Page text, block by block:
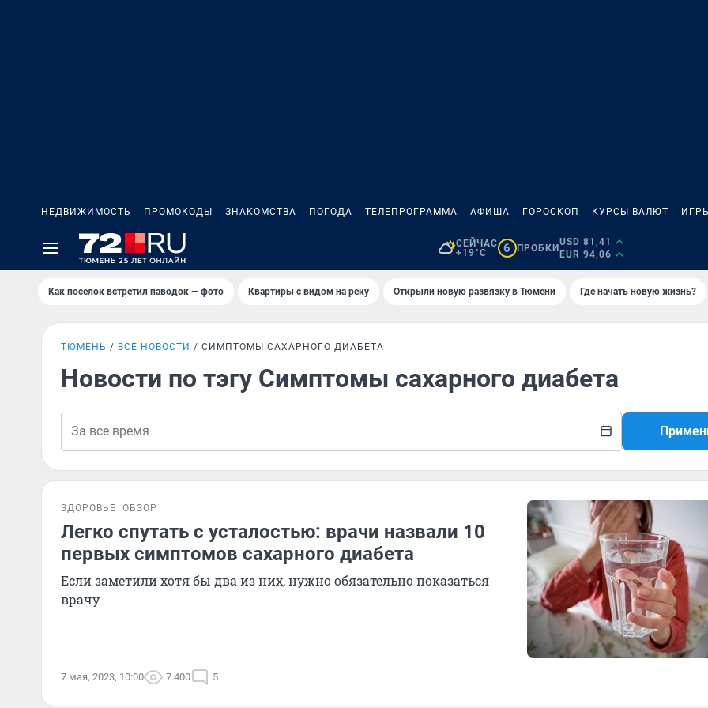
НЕДВИЖИМОСТЬ ПРОМОКОДЫ ЗНАКОМСТВА ПОГОДА ТЕЛЕПРОГРАММА АФИША ГОРОСКОП КУРСЫ ВАЛЮТ
СЕЙЧАС
+19°C
6 ПРОБКИ
USD 81,41
EUR 94,06
Как поселок встретил паводок — фото Квартиры с видом на реку Открыли новую развязку в Тюмени Где начать новую жизнь?
ТЮМЕНЬ ВСЕ НОВОСТИ СИМПТОМЫ САХАРНОГО ДИАБЕТА
Новости по тэгу Симптомы сахарного диабета
ЗДОРОВЬЕ ОБЗОР
Легко спутать с усталостью: врачи назвали 10
первых симптомов сахарного диабета
Если заметили хотя бы два из них, нужно обязательно показаться
врачу
7 мая, 2023, 10:00 7 400 5